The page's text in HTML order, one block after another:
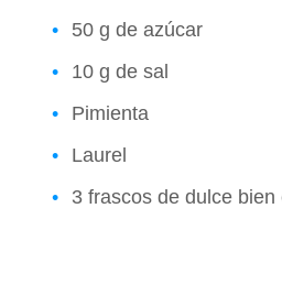
50 g de azúcar
10 g de sal
Pimienta
Laurel
3 frascos de dulce bien